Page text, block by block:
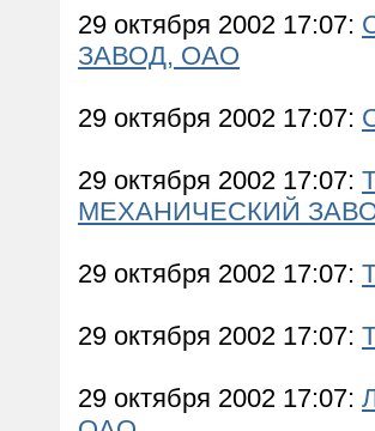
29 октября 2002 17:07:
ЗАВОД, ОАО
29 октября 2002 17:07:
29 октября 2002 17:07:
МЕХАНИЧЕСКИЙ
29 октября 2002 17:07:
29 октября 2002 17:07:
29 октября 2002 17:07: